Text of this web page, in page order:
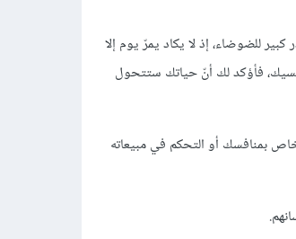
للضوضاء، إذ لا يكاد يمرّ يوم إلا
فأؤكد لك أنّ حياتك ستتحول
بمنافسك أو التحكم في مبيعاته